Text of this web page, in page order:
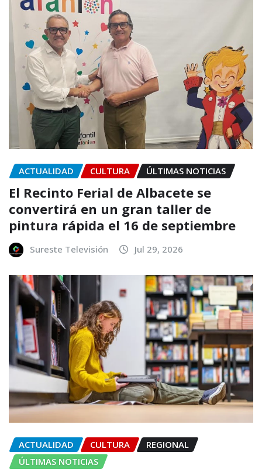
ACTUALIDAD CULTURA ÚLTIMAS NOTICIAS
El Recinto Ferial de Albacete se
convertirá en un gran taller de
pintura rápida el 16 de septiembre
Sureste Televisión Jul 29, 2026
ACTUALIDAD CULTURA
REGIONAL
ÚLTIMAS NOTICIAS